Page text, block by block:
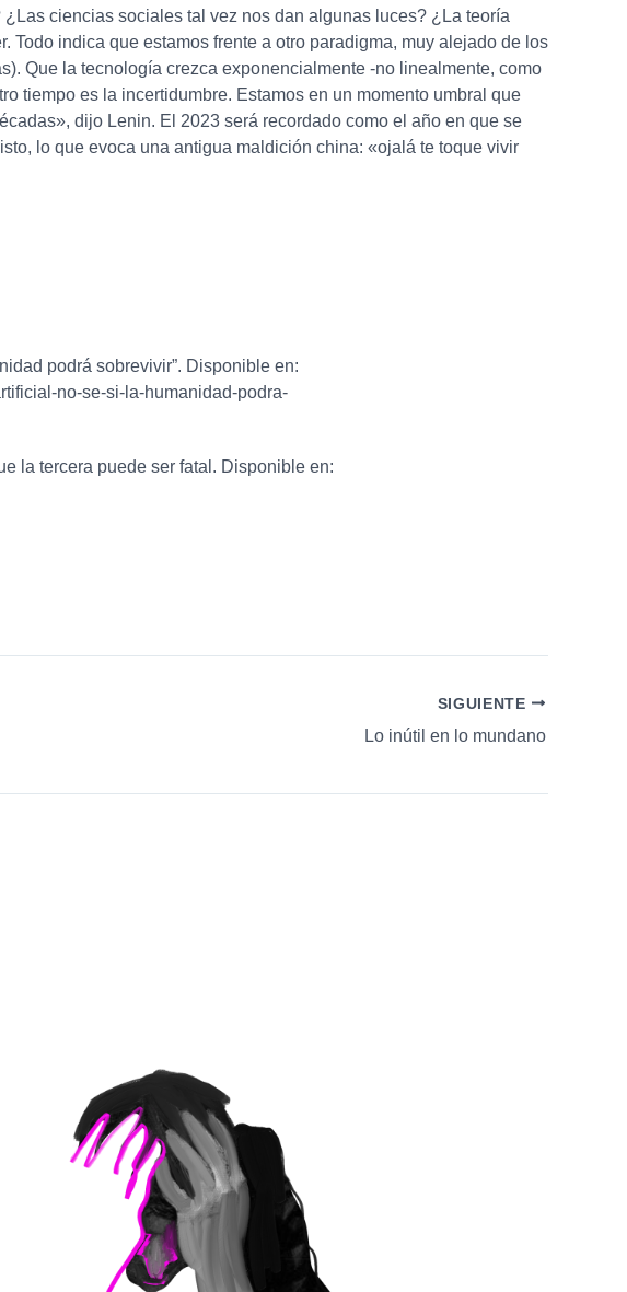
ciencias sociales tal vez nos dan algunas luces? ¿La teoría
indica que estamos frente a otro paradigma, muy alejado de los
Que la tecnología crezca exponencialmente -no linealmente, como
tiempo es la incertidumbre. Estamos en un momento umbral que
dijo Lenin. El 2023 será recordado como el año en que se
lo que evoca una antigua maldición china: «ojalá te toque vivir
podrá sobrevivir”. Disponible en:
no-se-si-la-humanidad-podra-
la tercera puede ser fatal. Disponible en:
SIGUIENTE
Lo inútil en lo mundano